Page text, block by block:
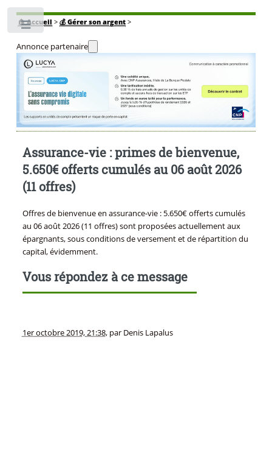
🏠Accueil > 💰 Gérer son argent>
Annonce partenaire
Assurance-vie : primes de bienvenue,
5.650€ offerts cumulés au 06 août 2026
(11 offres)
Offres de bienvenue en assurance-vie : 5.650€ offerts cumulés
au 06 août 2026 (11 offres) sont proposées actuellement aux
épargnants, sous conditions de versement et de répartition du
capital, évidemment.
Vous répondez à ce message
1er octobre 2019, 21:38, par Denis Lapalus
Toggle